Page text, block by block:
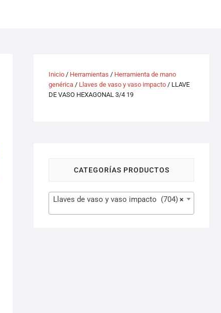
Inicio / Herramientas / Herramienta de mano
genérica / Llaves de vaso y vaso impacto / LLAVE
DE VASO HEXAGONAL 3/4 19
CATEGORÍAS PRODUCTOS
×
Llaves de vaso y vaso impacto (704)